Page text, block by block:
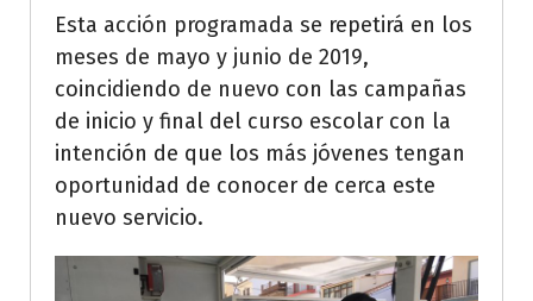
Esta acción programada se repetirá en los
meses de mayo y junio de 2019,
coincidiendo de nuevo con las campañas
de inicio y final del curso escolar con la
intención de que los más jóvenes tengan
oportunidad de conocer de cerca este
nuevo servicio.